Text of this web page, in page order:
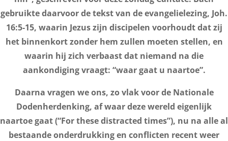
gebruikte daarvoor de tekst van de evangelielezing, Joh.
16:5-15, waarin Jezus zijn discipelen voorhoudt dat zij
het binnenkort zonder hem zullen moeten stellen, en
waarin hij zich verbaast dat niemand na die
aankondiging vraagt: “waar gaat u naartoe”.
Daarna vragen we ons, zo vlak voor de Nationale
Dodenherdenking, af waar deze wereld eigenlijk
naartoe gaat (“For these distracted times”), nu na alle al
bestaande onderdrukking en conflicten recent weer